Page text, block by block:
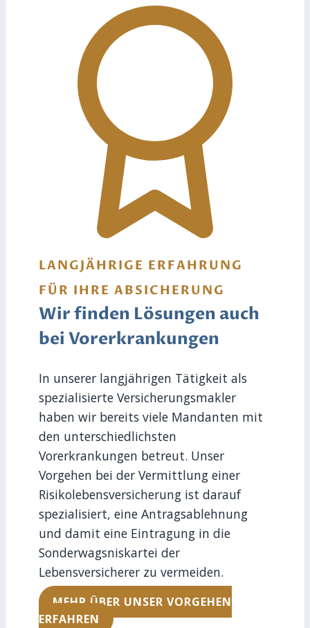
LANGJÄHRIGE ERFAHRUNG
FÜR IHRE ABSICHERUNG
Wir finden Lösungen auch
bei Vorerkrankungen
In unserer langjährigen Tätigkeit als
spezialisierte Versicherungsmakler
haben wir bereits viele Mandanten mit
den unterschiedlichsten
Vorerkrankungen betreut. Unser
Vorgehen bei der Vermittlung einer
Risikolebensversicherung ist darauf
spezialisiert, eine Antragsablehnung
und damit eine Eintragung in die
Sonderwagsniskartei der
Lebensversicherer zu vermeiden.
MEHR ÜBER UNSER VORGEHEN
ERFAHREN